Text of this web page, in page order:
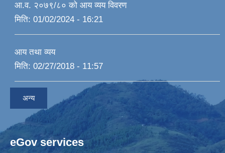
आ.व. २०७९/८० को आय व्यय विवरण
मिति: 01/02/2024 - 16:21
आय तथा व्यय
मिति: 02/27/2018 - 11:57
अन्य
eGov services